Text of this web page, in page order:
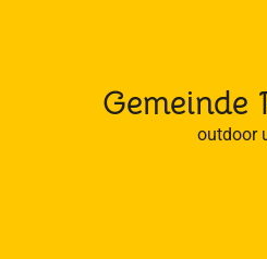
Gemeinde
outdoor